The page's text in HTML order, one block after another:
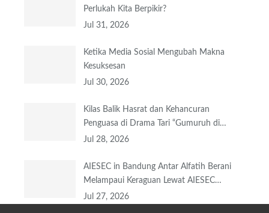
Perlukah Kita Berpikir?
Jul 31, 2026
Ketika Media Sosial Mengubah Makna
Kesuksesan
Jul 30, 2026
Kilas Balik Hasrat dan Kehancuran
Penguasa di Drama Tari “Gumuruh di…
Jul 28, 2026
AIESEC in Bandung Antar Alfatih Berani
Melampaui Keraguan Lewat AIESEC…
Jul 27, 2026